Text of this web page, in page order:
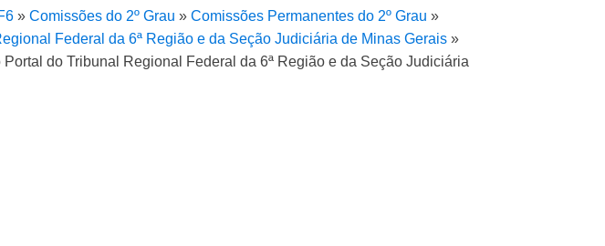
» Comissões do 2º Grau » Comissões Permanentes do 2º Grau »
Federal da 6ª Região e da Seção Judiciária de Minas Gerais »
do Tribunal Regional Federal da 6ª Região e da Seção Judiciária